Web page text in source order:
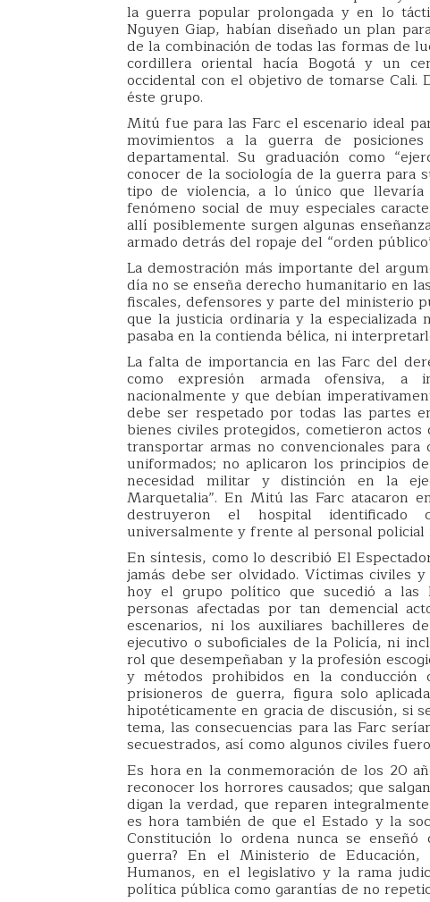
la guerra popular prolongada y en lo
Nguyen Giap, habían diseñado un plan
de la combinación de todas las formas de
cordillera oriental hacía Bogotá y un
occidental con el objetivo de tomarse Cali.
éste grupo.
Mitú fue para las Farc el escenario ideal
movimientos a la guerra de
departamental. Su graduación como
conocer de la sociología de la guerra para
tipo de violencia, a lo único que
fenómeno social de muy especiales
allí posiblemente surgen algunas
armado detrás del ropaje del “orden
La demostración más importante del
día no se enseña derecho humanitario en
fiscales, defensores y parte del ministerio
que la justicia ordinaria y la
pasaba en la contienda bélica, ni
La falta de importancia en las Farc del
como expresión armada ofensiva,
nacionalmente y que debían
debe ser respetado por todas las partes
bienes civiles protegidos, cometieron
transportar armas no convencionales
uniformados; no aplicaron los principios
necesidad militar y distinción en la
Marquetalia”. En Mitú las Farc atacaron
destruyeron el hospital identificado
universalmente y frente al personal
En síntesis, como lo describió El
jamás debe ser olvidado. Víctimas civiles
hoy el grupo político que sucedió a las
personas afectadas por tan demencial
escenarios, ni los auxiliares bachilleres
ejecutivo o suboficiales de la Policía, ni
rol que desempeñaban y la profesión
y métodos prohibidos en la conducción
prisioneros de guerra, figura solo
hipotéticamente en gracia de discusión, si
tema, las consecuencias para las Farc
secuestrados, así como algunos civiles
Es hora en la conmemoración de los 20
reconocer los horrores causados; que
digan la verdad, que reparen
es hora también de que el Estado y la
Constitución lo ordena nunca se
guerra? En el Ministerio de
Humanos, en el legislativo y la rama
política pública como garantías de no